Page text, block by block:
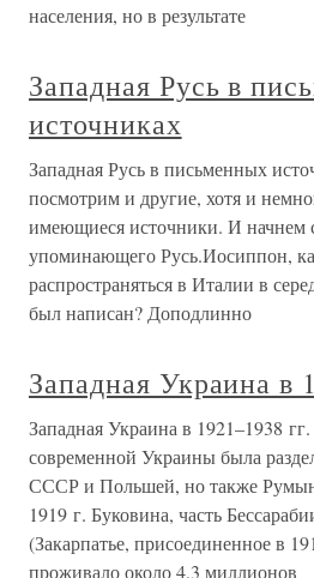
населения, но в результате
Западная Русь в
источниках
Западная Русь в письменных
посмотрим и другие, хотя и
имеющиеся источники. И начнем
упоминающего Русь.Иосиппон,
распространяться в Италии в
был написан? Доподлинно
Западная Украина в
Западная Украина в 1921–1938
современной Украины была
СССР и Польшей, но также
1919 г. Буковина, часть
(Закарпатье, присоединенное в
проживало около 4,3 миллионов